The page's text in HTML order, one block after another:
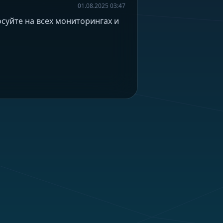
01.08.2025 03:47
на всех мониторингах и